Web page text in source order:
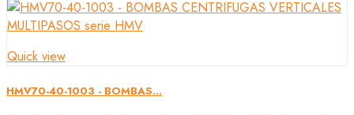
Quick view
HMV70-40-1003 - BOMBAS...